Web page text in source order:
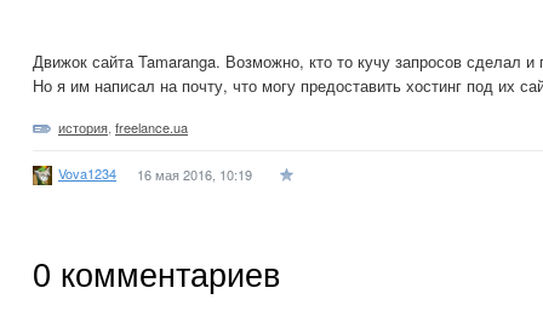
Движок сайта Tamaranga. Возможно, кто то кучу запросов сделал
Но я им написал на почту, что могу предоставить хостинг под их
история freelance.ua
Vova1234 16 мая 2016, 10:19
0 комментариев